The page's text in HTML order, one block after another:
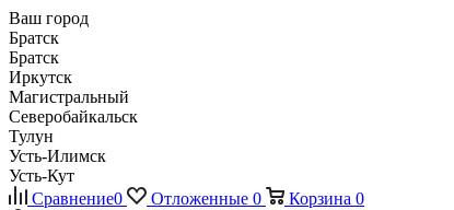
Ваш город
Братск
Братск
Иркутск
Магистральный
Северобайкальск
Тулун
Усть-Илимск
Усть-Кут
Сравнение0 Отложенные 0 Корзина 0